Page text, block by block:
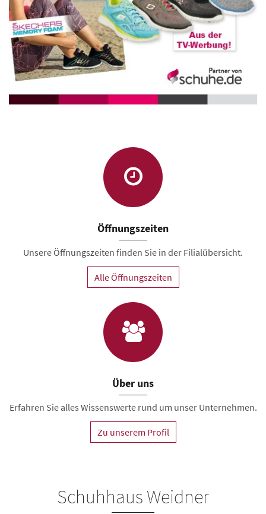
Öffnungszeiten
Unsere Öffnungszeiten finden Sie in der Filialübersicht.
Alle Öffnungszeiten
Über uns
Erfahren Sie alles Wissenswerte rund um unser Unternehmen.
Zu unserem Profil
Schuhhaus Weidner